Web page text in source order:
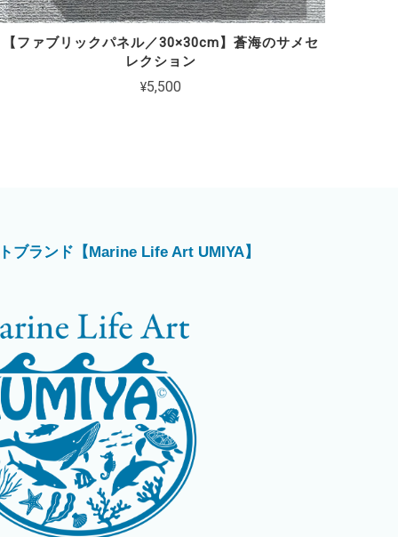
【ファブリックパネル／30×30cm】蒼海のサメセ
レクション
¥5,500
ブランド【Marine Life Art UMIYA】